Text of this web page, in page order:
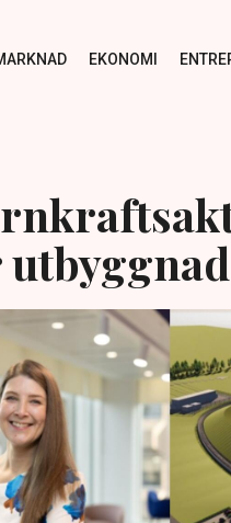
EKONOMI
utbyggnad